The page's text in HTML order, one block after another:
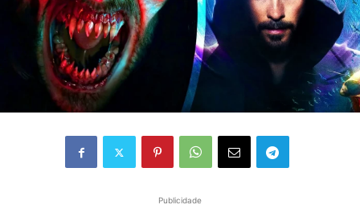
Publicidade